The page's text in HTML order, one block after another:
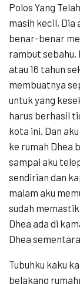
Polos Yang
masih kecil, Dia
benar-benar
rambut sebahu,
atau 16 tahun
membuatnya
untuk yang
harus berhasil
kota ini. Dan
ke rumah Dhea
sampai aku
sendirian dan
malam aku
sudah
Dhea ada di
Dhea
Tubuhku kaku
belakang